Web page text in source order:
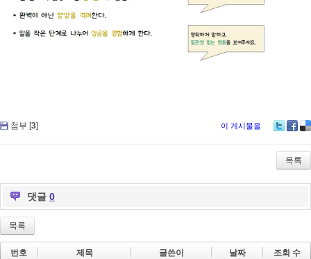
첨부 [3] 이 게시물을
bo
ok
ou
s
목록
댓글 0
목록
번호 제목 글쓴이 날짜 조회 수